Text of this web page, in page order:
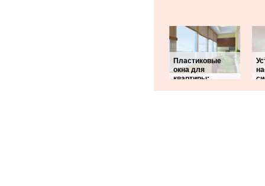
Пластиковые
окна для
квартиры: